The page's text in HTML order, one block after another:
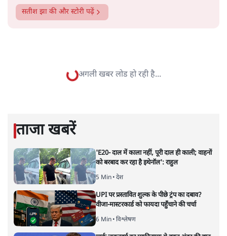
विश्लेषणात्मक और मानवीय स्वरों में से एक हैं। शिक्षा, समाज,
अगली खबर लोड हो रही है...